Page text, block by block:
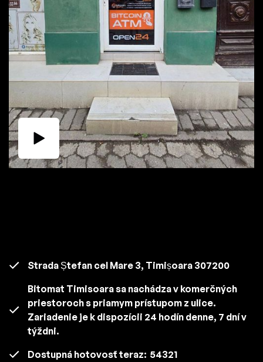
Strada Ștefan cel Mare 3, Timișoara 307200
Bitomat Timisoara sa nachádza v komerčných
priestoroch s priamym prístupom z ulice.
Zariadenie je k dispozícii 24 hodín denne, 7 dní v
týždni.
Dostupná hotovosť teraz: 54321